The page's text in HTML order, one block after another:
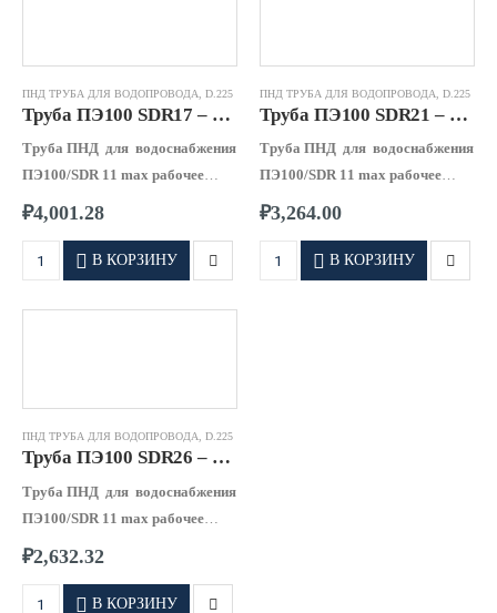
ПНД ТРУБА ДЛЯ ВОДОПРОВОДА D.225
Труба ПЭ100 SDR17 – 0225 х 13,4
Труба ПНД для водоснабжения
ПЭ100/SDR 11 max рабочее
давление 1,0 МПа
₽4,001.28
В КОРЗИНУ
ПНД ТРУБА ДЛЯ ВОДОПРОВОДА D.225
Труба ПЭ100 SDR21 – 0225 х 10,8
Труба ПНД для водоснабжения
ПЭ100/SDR 11 max рабочее
давление 0,8 МПа
₽3,264.00
В КОРЗИНУ
ПНД ТРУБА ДЛЯ ВОДОПРОВОДА, D.225
Труба ПЭ100 SDR26 – 0225 х 8,6
Труба ПНД для водоснабжения
ПЭ100/SDR 11 max рабочее
давление 0,63 МПа
₽2,632.32
В КОРЗИНУ